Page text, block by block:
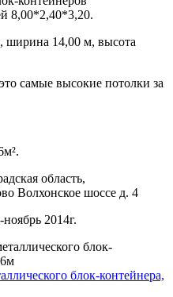
8,00*2,40*3,20.
ширина 14,00 м, высота
самые высокие потолки за
область,
Волхонское шоссе д. 4
2014г.
блок-контейнера,